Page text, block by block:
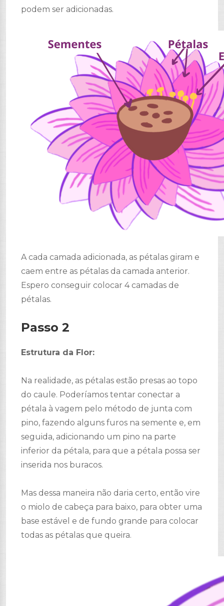
podem ser adicionadas.
A cada camada adicionada, as pétalas giram e
caem entre as pétalas da camada anterior.
Espero conseguir colocar 4 camadas de
pétalas.
Passo 2
Estrutura da Flor:
Na realidade, as pétalas estão presas ao topo
do caule. Poderíamos tentar conectar a
pétala à vagem pelo método de junta com
pino, fazendo alguns furos na semente e, em
seguida, adicionando um pino na parte
inferior da pétala, para que a pétala possa ser
inserida nos buracos.
Mas dessa maneira não daria certo, então vire
o miolo de cabeça para baixo, para obter uma
base estável e de fundo grande para colocar
todas as pétalas que queira.